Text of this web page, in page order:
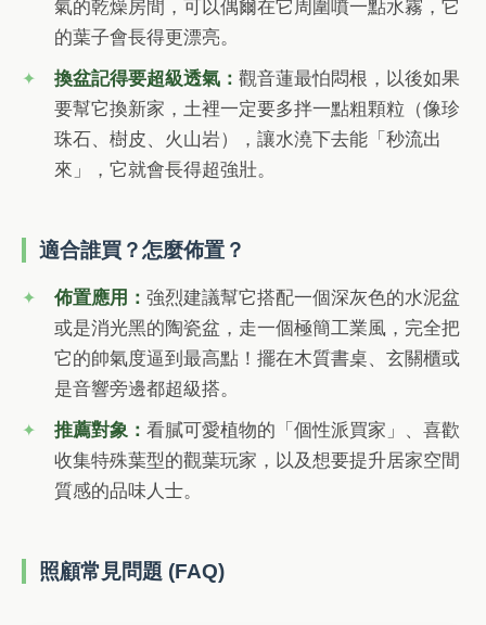
氣的乾燥房間，可以偶爾在它周圍噴一點水霧，它
的葉子會長得更漂亮。
換盆記得要超級透氣：觀音蓮最怕悶根，以後如果
要幫它換新家，土裡一定要多拌一點粗顆粒（像珍
珠石、樹皮、火山岩），讓水澆下去能「秒流出
來」，它就會長得超強壯。
適合誰買？怎麼佈置？
佈置應用：強烈建議幫它搭配一個深灰色的水泥盆
或是消光黑的陶瓷盆，走一個極簡工業風，完全把
它的帥氣度逼到最高點！擺在木質書桌、玄關櫃或
是音響旁邊都超級搭。
推薦對象：看膩可愛植物的「個性派買家」、喜歡
收集特殊葉型的觀葉玩家，以及想要提升居家空間
質感的品味人士。
照顧常見問題 (FAQ)